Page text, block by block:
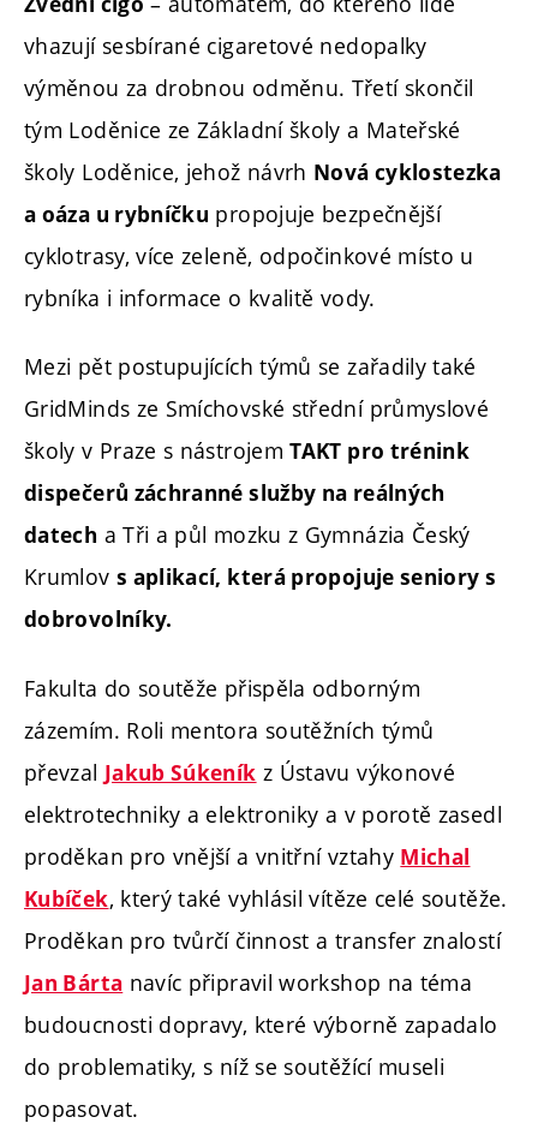
vhazují sesbírané cigaretové nedopalky
výměnou za drobnou odměnu. Třetí skončil
tým Loděnice ze Základní školy a Mateřské
školy Loděnice, jehož návrh Nová cyklostezka
a oáza u rybníčku propojuje bezpečnější
cyklotrasy, více zeleně, odpočinkové místo u
rybníka i informace o kvalitě vody.
Mezi pět postupujících týmů se zařadily také
GridMinds ze Smíchovské střední průmyslové
školy v Praze s nástrojemTAKT pro trénink
dispečerů záchranné služby na reálných
datech a Tři a půl mozku z Gymnázia Český
Krumlov s aplikací, která propojuje seniory s
dobrovolníky.
Fakulta do soutěže přispěla odborným
zázemím. Roli mentora soutěžních týmů
převzal Jakub Súkeník z Ústavu výkonové
elektrotechniky a elektroniky a v porotě zasedl
proděkan pro vnější a vnitřní vztahy Michal
Kubíček, který také vyhlásil vítěze celé soutěže.
Proděkan pro tvůrčí činnost a transfer znalostí
Jan Bárta navíc připravil workshop na téma
budoucnosti dopravy, které výborně zapadalo
do problematiky, s níž se soutěžící museli
popasovat.